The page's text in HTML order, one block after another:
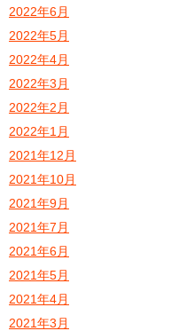
2022年6月
2022年5月
2022年4月
2022年3月
2022年2月
2022年1月
2021年12月
2021年10月
2021年9月
2021年7月
2021年6月
2021年5月
2021年4月
2021年3月